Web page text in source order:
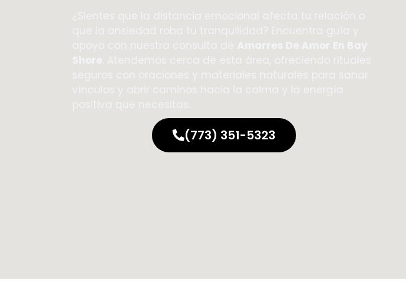
¿Sientes que la distancia emocional afecta tu relación o
que la ansiedad roba tu tranquilidad? Encuentra guía y
apoyo con nuestra consulta de Amarres De Amor En Bay
Shore . Atendemos cerca de esta área, ofreciendo rituales
seguros con oraciones y materiales naturales para sanar
vínculos y abrir caminos hacia la calma y la energía
positiva que necesitas.
(773) 351-5323